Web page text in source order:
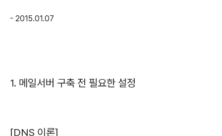
- 2015.01.07
1. 메일서버 구축 전 필요한 설정
[DNS 이론]